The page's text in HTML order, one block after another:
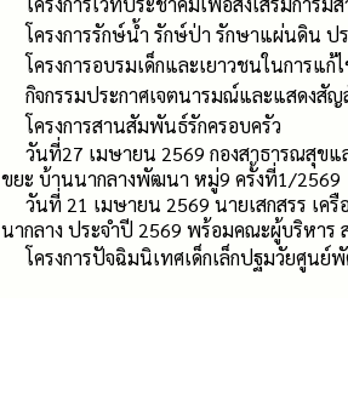
โครงการรักษ์น้ำ รักษ์ป่า รักษาแผ่นดิน ป
โครงการอบรมเด็กและเยาวชนในการแ
กิจกรรมประกาศเจตนารมณ์และแสดงสั
โครงการสานสัมพันธ์รักครอบครัว
วันที่27 เมษายน 2569 กองสาธารณสุข
ขยะ บ้านนากลางพัฒนา หมู่9 ครั้งที่1/2569
วันที่ 21 เมษายน 2569 นายเสกสรร เค
นากลาง ประจำปี 2569 พร้อมคณะผู้บริหาร
โครงการปัจฉิมนิเทศเด็กเล็กปฐมวัยศูนย์